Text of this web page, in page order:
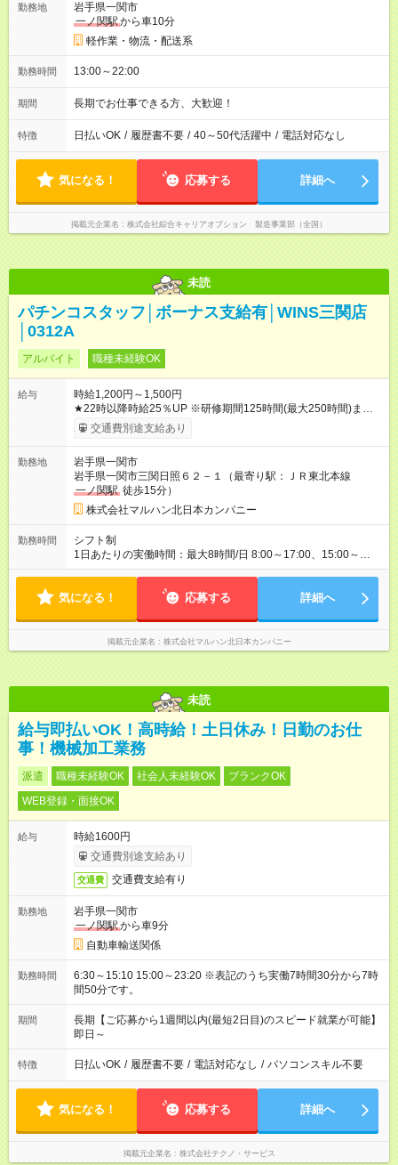
勤務地
岩手県一関市
一ノ関駅から車10分
軽作業・物流・配送系
勤務時間 13:00～22:00
期間 長期でお仕事できる方、大歓迎！
特徴 日払いOK / 履歴書不要 / 40～50代活躍中 / 電話対応なし
気になる！ 応募する 詳細へ
掲載元企業名 株式会社綜合キャリアオプション 製造事業部（全国）
未読
パチンコスタッフ│ボーナス支給有│WINS三関店
│0312A
アルバイト 職種未経験OK
給与
時給1,200円～1,500円
★22時以降時給25％UP ※研修期間125時間(最大250時間)まで
は、時給1150円 【試用期間】試用期間なし
交通費別途支給あり
勤務地
岩手県一関市
岩手県一関市三関日照６２－１（最寄り駅：ＪＲ東北本線
一ノ関駅 徒歩15分）
株式会社マルハン北日本カンパニー
勤務時間
シフト制
1日あたりの実働時間：最大8時間/日 8:00～17:00、15:00～
24:00 実働1日6時間 ・最低勤務日数：週2日 ★フリーター・学
気になる！ 応募する 詳細へ
掲載元企業名 株式会社マルハン北日本カンパニー
未読
給与即払いOK！高時給！土日休み！日勤のお仕
事！機械加工業務
派遣 職種未経験OK 社会人未経験OK
ブランクOK
WEB登録・面接OK
給与
時給1600円
交通費別途支給あり
交通費 交通費支給有り
勤務地
岩手県一関市
一ノ関駅から車9分
自動車輸送関係
勤務時間
6:30～15:10 15:00～23:20 ※表記のうち実働7時間30分から7時
間50分です。
期間
長期【ご応募から1週間以内(最短2日目)のスピード就業が可能】
即日～
特徴 日払いOK / 履歴書不要 / 電話対応なし / パソコンスキル不要
気になる！ 応募する 詳細へ
掲載元企業名 株式会社テクノ・サービス